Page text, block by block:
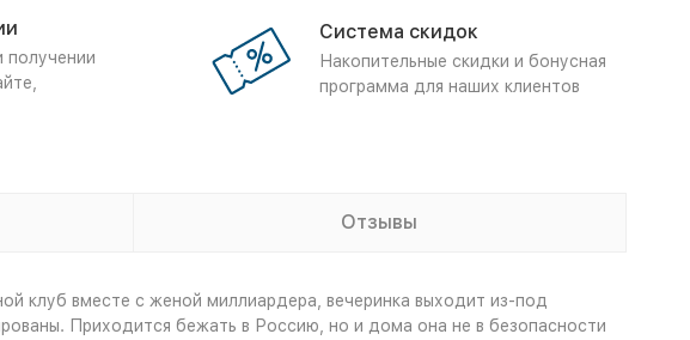
получении
Система скидок
Накопительные скидки и бонусная
программа для наших клиентов
Отзывы
клуб вместе с женой миллиардера, вечеринка выходит из-под
Приходится бежать в Россию, но и дома она не в безопасности